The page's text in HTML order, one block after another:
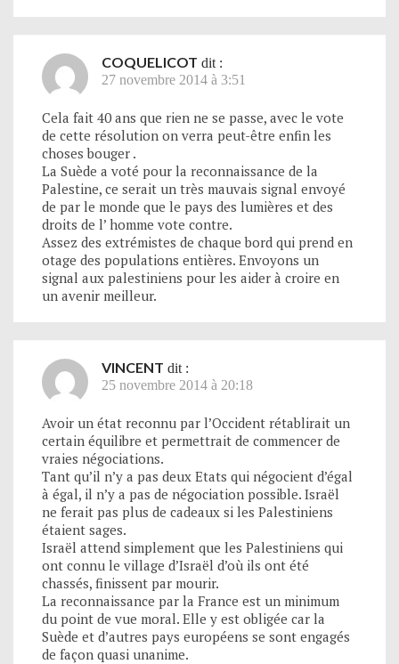
COQUELICOT dit :
27 novembre 2014 à 3:51
Cela fait 40 ans que rien ne se passe, avec le vote
de cette résolution on verra peut-être enfin les
choses bouger .
La Suède a voté pour la reconnaissance de la
Palestine, ce serait un très mauvais signal envoyé
de par le monde que le pays des lumières et des
droits de l’ homme vote contre.
Assez des extrémistes de chaque bord qui prend en
otage des populations entières. Envoyons un
signal aux palestiniens pour les aider à croire en
un avenir meilleur.
VINCENT dit :
25 novembre 2014 à 20:18
Avoir un état reconnu par l’Occident rétablirait un
certain équilibre et permettrait de commencer de
vraies négociations.
Tant qu’il n’y a pas deux Etats qui négocient d’égal
à égal, il n’y a pas de négociation possible. Israël
ne ferait pas plus de cadeaux si les Palestiniens
étaient sages.
Israël attend simplement que les Palestiniens qui
ont connu le village d’Israël d’où ils ont été
chassés, finissent par mourir.
La reconnaissance par la France est un minimum
du point de vue moral. Elle y est obligée car la
Suède et d’autres pays européens se sont engagés
de façon quasi unanime.